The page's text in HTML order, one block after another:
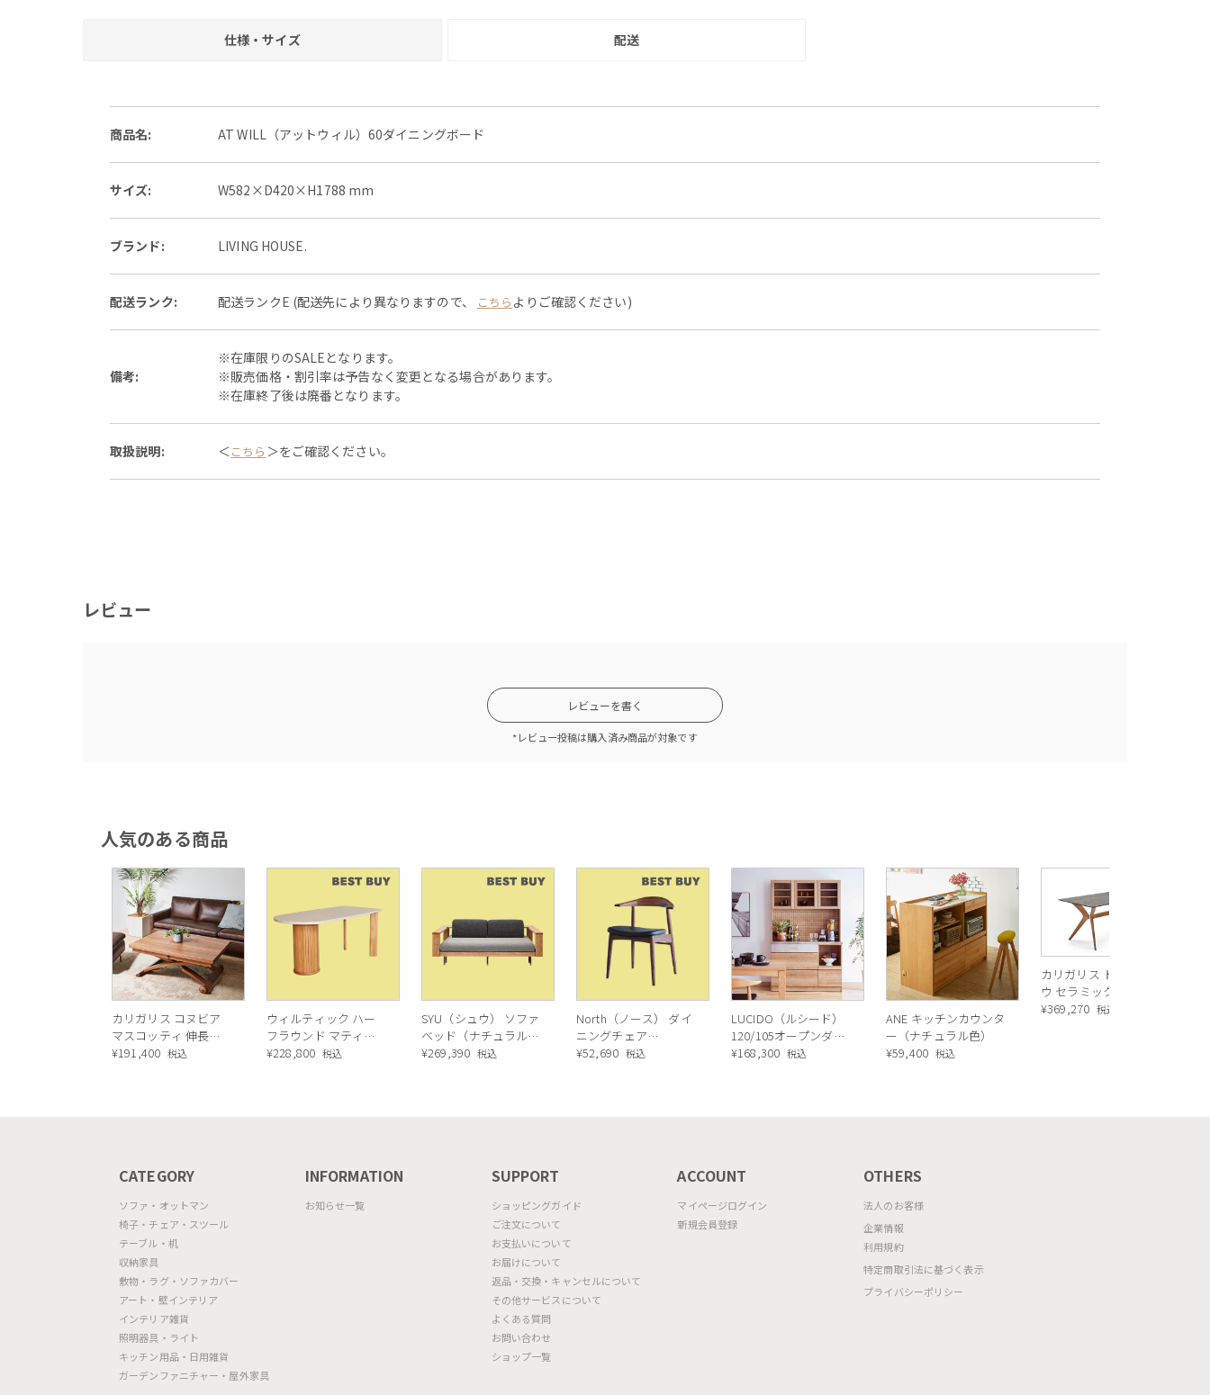
仕様・サイズ 配送
商品名: AT WILL（アットウィル）60ダイニングボード
サイズ: W582×D420×H1788 mm
ブランド: LIVING HOUSE.
配送ランク: 配送ランクE (配送先により異なりますので、 こちら よりご確認ください)
備考:
※在庫限りのSALEとなります。
※販売価格・割引率は予告なく変更となる場合があります。
※在庫終了後は廃番となります。
取扱説明: ＜こちら ＞をご確認ください。
レビュー
レビューを書く
*レビュー投稿は購入済み商品が対象です
人気のある商品
カリガリス コヌビア
マスコッティ 伸長・
昇降式テーブル ／
¥191,400 税込
ウィルティック ハー
フラウンド マティエ
ラ塗装 ダイニングテ
¥228,800 税込
SYU（シュウ） ソファ
ベッド（ナチュラル）
190cm
¥269,390 税込
North（ノース） ダイ
ニングチェア
AC02（ウォールナッ
¥52,690 税込
LUCIDO（ルシード）
120/105オープンダイ
ニングボード ナチュ
¥168,300 税込
ANE キッチンカウンタ
ー（ナチュラル色）
¥59,400 税込
カリガリス トウキョ
ウ セラミック ダイニ
ングテーブル ／
¥369,270 税込
CATEGORY
ソファ・オットマン
椅子・チェア・スツール
テーブル・机
収納家具
敷物・ラグ・ソファカバー
アート・壁インテリア
インテリア雑貨
照明器具・ライト
キッチン用品・日用雑貨
ガーデンファニチャー・屋外家具
INFORMATION
お知らせ一覧
SUPPORT
ショッピングガイド
ご注文について
お支払いについて
お届けについて
返品・交換・キャンセルについて
その他サービスについて
よくある質問
お問い合わせ
ショップ一覧
ACCOUNT
マイページログイン
新規会員登録
OTHERS
法人のお客様
企業情報
利用規約
特定商取引法に基づく表示
プライバシーポリシー